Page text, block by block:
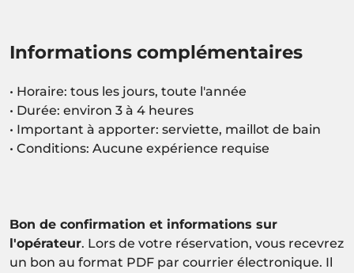
Informations complémentaires
• Horaire: tous les jours, toute l'année
• Durée: environ 3 à 4 heures
• Important à apporter: serviette, maillot de bain
• Conditions: Aucune expérience requise
Bon de confirmation et informations sur
l'opérateur. Lors de votre réservation, vous recevrez
un bon au format PDF par courrier électronique. Il